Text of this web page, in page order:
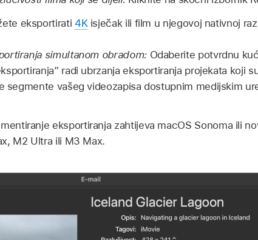
eksportirati 4Kisječak ili film u njegovoj nativnoj
simultanom obradom: Odaberite potvrdnu
radi ubrzanja eksportiranja projekata koji
segmente vašeg videozapisa dostupnim medijskim
eksportiranja zahtijeva macOS Sonoma ili
M2 Ultra ili M3 Max.